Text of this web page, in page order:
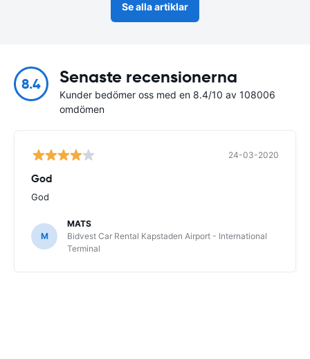
Se alla artiklar
8.4 Senaste recensionerna
Kunder bedömer oss med en 8.4/10 av 108006
omdömen
24-03-2020
God
God
M
MATS
Bidvest Car Rental Kapstaden Airport - International
Terminal